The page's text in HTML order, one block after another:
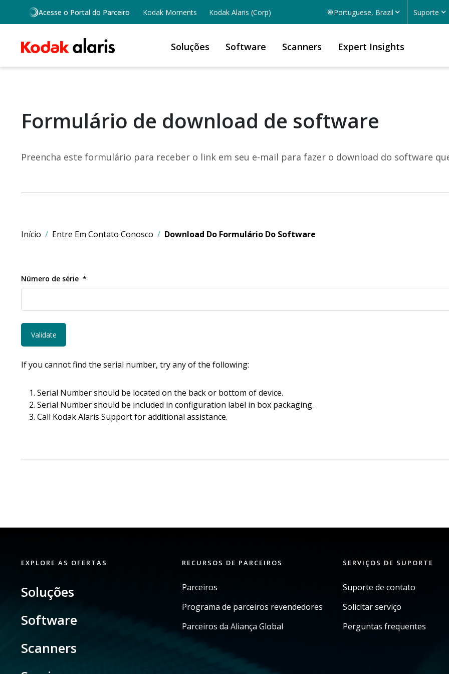
Skip to main content
Acesse o Portal do Parceiro Kodak Moments Kodak Alaris (Corp) Portuguese, Brazil Suporte
Soluções Software Scanners Expert Insights
Formulário de download de software
Preencha este formulário para receber o link em seu e-mail para fazer o download do software
Início Entre Em Contato Conosco Download Do Formulário Do Software
Número de série
If you cannot find the serial number, try any of the following:
Serial Number should be located on the back or bottom of device.
Serial Number should be included in configuration label in box packaging.
Call Kodak Alaris Support for additional assistance.
EXPLORE AS OFERTAS
Soluções
Software
Scanners
RECURSOS DE PARCEIROS
Parceiros
Programa de parceiros revendedores
Parceiros da Aliança Global
SERVIÇOS DE SUPORTE
Suporte de contato
Solicitar serviço
Perguntas frequentes